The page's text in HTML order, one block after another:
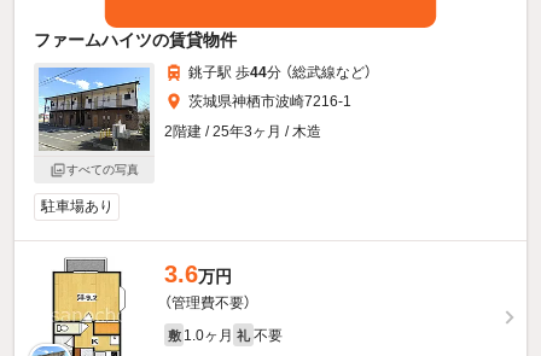
ファームハイツの賃貸物件
すべての写真
銚子駅 歩44分 （総武線など）
茨城県神栖市波崎7216-1
2階建 / 25年3ヶ月 / 木造
駐車場あり
3.6万円
（管理費不要）
敷 1.0ヶ月 礼 不要